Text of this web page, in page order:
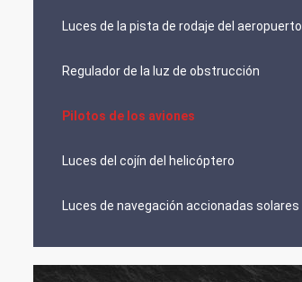
Luces de la pista de rodaje del aeropuerto
Regulador de la luz de obstrucción
Pilotos de los aviones
Luces del cojín del helicóptero
Luces de navegación accionadas solares